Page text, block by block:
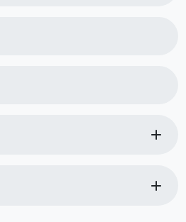
add
add